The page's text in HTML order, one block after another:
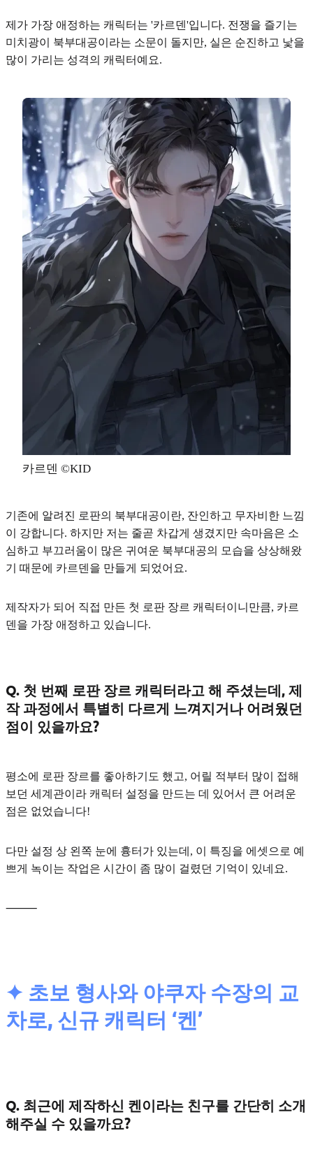
제가 가장 애정하는 캐릭터는 '카르덴'입니다. 전쟁을 즐기는
미치광이 북부대공이라는 소문이 돌지만, 실은 순진하고 낯을
많이 가리는 성격의 캐릭터예요.
카르덴 ©KID
기존에 알려진 로판의 북부대공이란, 잔인하고 무자비한 느낌
이 강합니다. 하지만 저는 줄곧 차갑게 생겼지만 속마음은 소
심하고 부끄러움이 많은 귀여운 북부대공의 모습을 상상해왔
기 때문에 카르덴을 만들게 되었어요.
제작자가 되어 직접 만든 첫 로판 장르 캐릭터이니만큼, 카르
덴을 가장 애정하고 있습니다.
Q. 첫 번째 로판 장르 캐릭터라고 해 주셨는데, 제
작 과정에서 특별히 다르게 느껴지거나 어려웠던
점이 있을까요?
평소에 로판 장르를 좋아하기도 했고, 어릴 적부터 많이 접해
보던 세계관이라 캐릭터 설정을 만드는 데 있어서 큰 어려운
점은 없었습니다!
다만 설정 상 왼쪽 눈에 흉터가 있는데, 이 특징을 에셋으로 예
쁘게 녹이는 작업은 시간이 좀 많이 걸렸던 기억이 있네요.
⸻
✦ 초보 형사와 야쿠자 수장의 교
차로, 신규 캐릭터 ‘켄’
Q. 최근에 제작하신 켄이라는 친구를 간단히 소개
해주실 수 있을까요?